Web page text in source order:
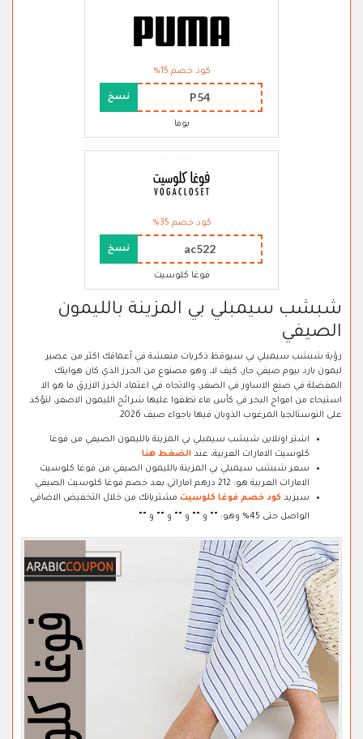
كود خصم 15%
P54 نسخ
بوما
كود خصم 35%
ac522 نسخ
فوغا كلوسيت
شبشب سيمبلي بي المزينة بالليمون
الصيفي
رؤية شبشب سيمبلي بي سيوقظ ذكريات منعشة في أعماقك اكثر من عصير
ليمون بارد بيوم صيفي حار، كيف لا، وهو مصنوع من الخرز الذي كان هوايتك
المفضلة في صنع الاساور في الصغر، والاتجاه في اعتماد الخرز الازرق ما هو الا
استيحاء من امواج البحر في كأس ماء تطفوا عليها شرائح الليمون الاصفر، لتؤكد
على النوستالجيا المرغوب الذوبان فيها باجواء صيف 2026.
اشتر اونلاين شبشب سيمبلي بي المزينة بالليمون الصيفي من فوغا
كلوسيت الامارات العربية، عند الضغط هنا
سعر شبشب سيمبلي بي المزينة بالليمون الصيفي من فوغا كلوسيت
الامارات العربية هو: 212 درهم اماراتي بعد خصم فوغا كلوسيت الصيفي
سيزيد كود خصم فوغا كلوسيت مشترياتك من خلال التخفيض الاضافي
الواصل حتى 45% وهو:
"
" و "
" و "
" و "
" و "
"